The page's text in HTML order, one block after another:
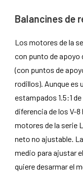
Balancines de
Los motores de la
con punto de apoyo
(con puntos de
rodillos). Aunque es
estampados 1.5:1
diferencia de los V-
motores de la serie
neto no ajustable.
medio para ajustar
quiere desarmar el